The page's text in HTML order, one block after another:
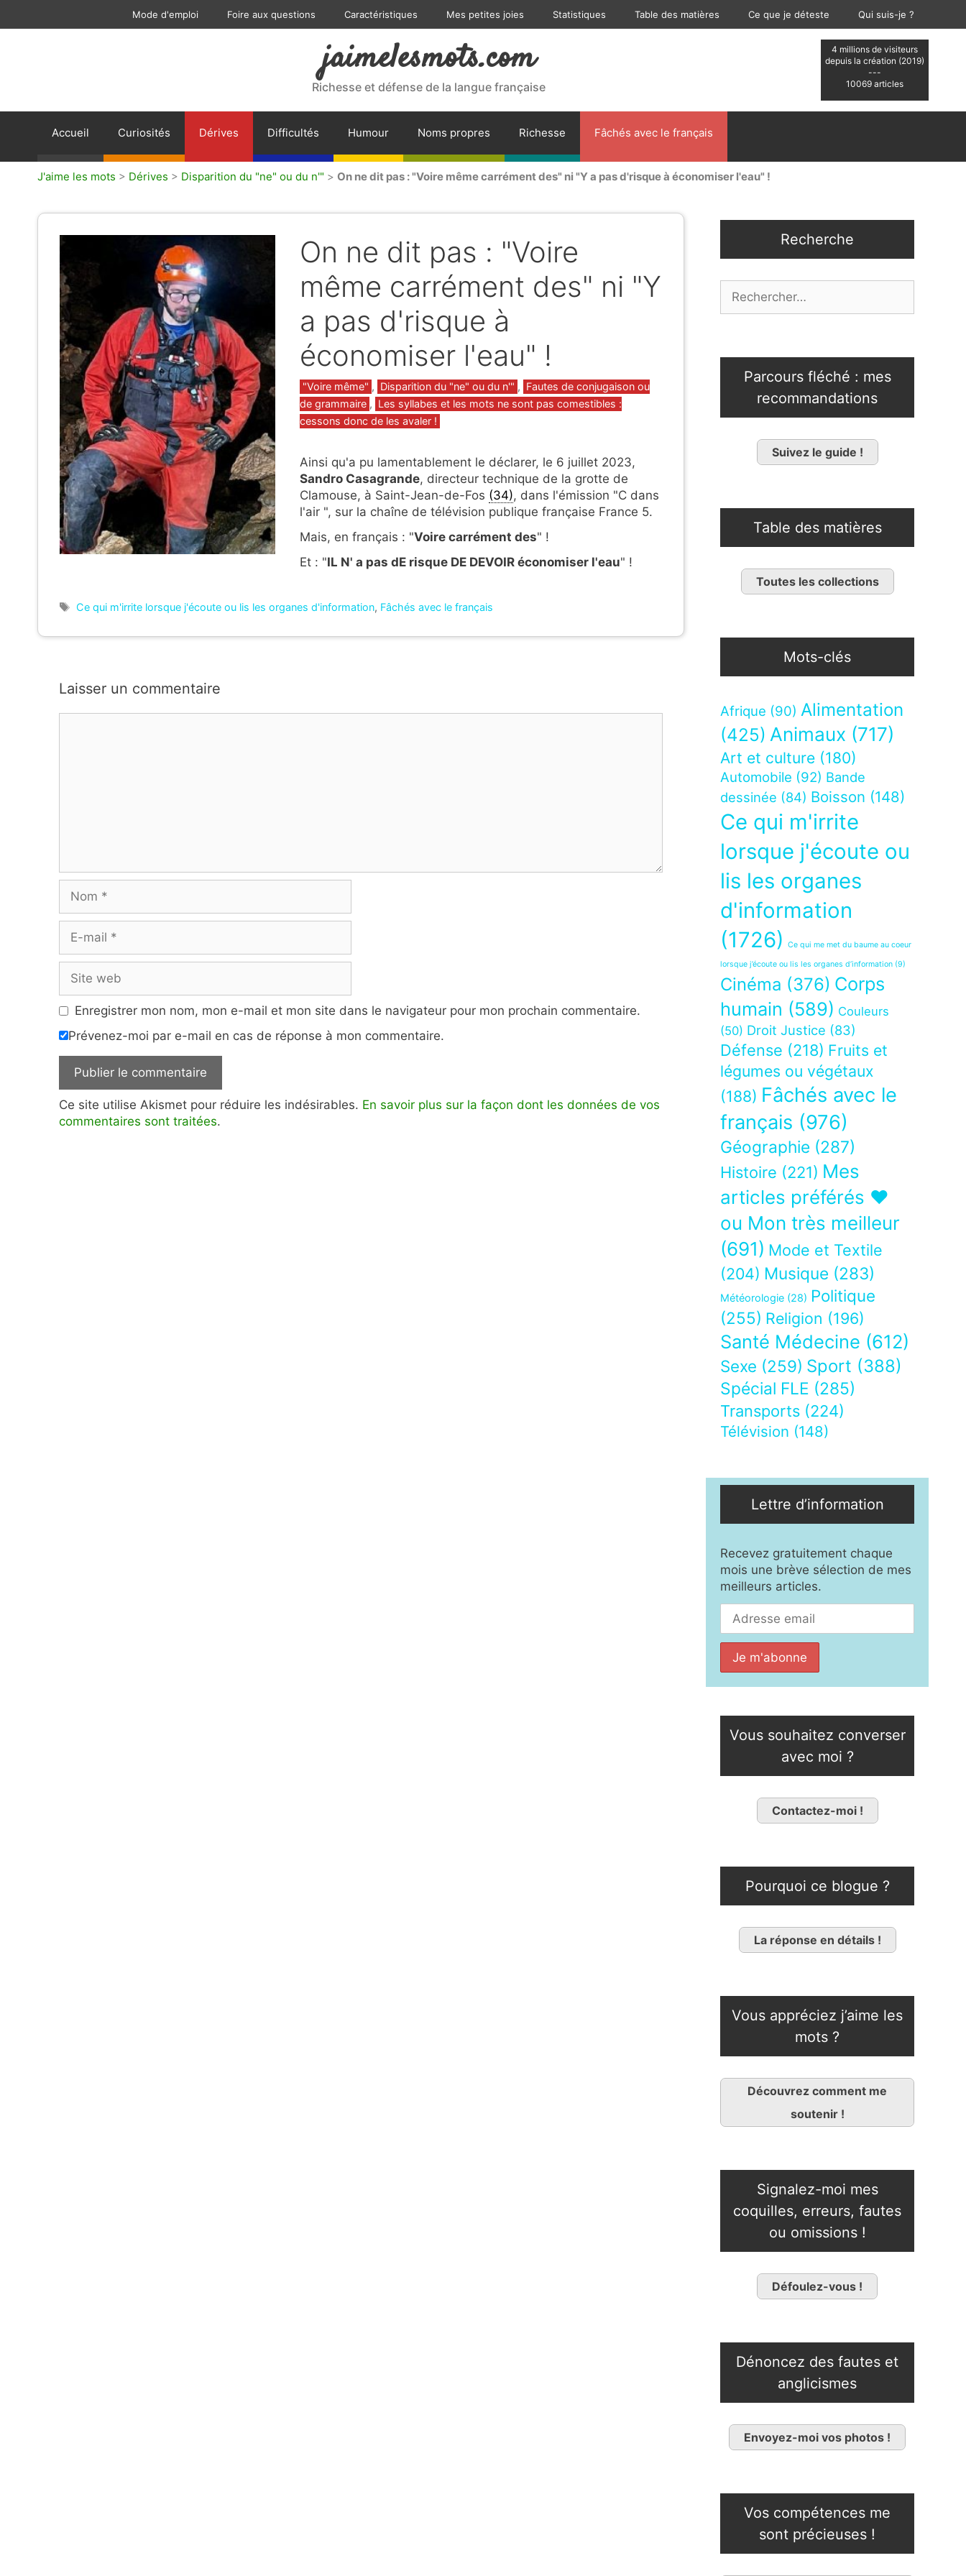
Mode d'emploi Foire aux questions Caractéristiques Mes petites joies Statistiques Table des matières Ce que je déteste Qui suis-je ?
4 millions de visiteurs
depuis la création (2019)
---
10069 articles
jaimelesmots.com
Richesse et défense de la langue française
Accueil Curiosités Dérives Difficultés Humour Noms propres Richesse Fâchés avec le français
J'aime les mots > Dérives > Disparition du "ne" ou du n'" > On ne dit pas : "Voire même carrément des" ni "Y a pas d'risque à économiser l'eau" !
On ne dit pas : "Voire
même carrément des" ni "Y
a pas d'risque à
économiser l'eau" !
Catégories
"Voire même" , Disparition du "ne" ou du n'" , Fautes de conjugaison ou
de grammaire , Les syllabes et les mots ne sont pas comestibles :
cessons donc de les avaler !
Ainsi qu'a pu lamentablement le déclarer, le 6 juillet 2023,
Sandro Casagrande, directeur technique de la grotte de
Clamouse, à Saint-Jean-de-Fos (34), dans l'émission "C dans
l'air ", sur la chaîne de télévision publique française France 5.
Mais, en français : "Voire carrément des" !
Et : "IL N' a pas dE risque DE DEVOIR économiser l'eau" !
Étiquettes
Ce qui m'irrite lorsque j'écoute ou lis les organes d'information, Fâchés avec le français
Laisser un commentaire
mail
web
Enregistrer mon nom, mon e-mail et mon site dans le navigateur pour mon prochain commentaire.
Prévenez-moi par e-mail en cas de réponse à mon commentaire.
Ce site utilise Akismet pour réduire les indésirables. En savoir plus sur la façon dont les données de vos
commentaires sont traitées.
Recherche
Parcours fléché : mes
recommandations
Suivez le guide !
Table des matières
Toutes les collections
Mots-clés
Afrique (90) Alimentation
(425) Animaux (717)
Art et culture (180)
Automobile (92) Bande
dessinée (84) Boisson (148)
Ce qui m'irrite
lorsque j'écoute ou
lis les organes
d'information
(1726)
Ce qui me met du baume au coeur
lorsque j’écoute ou lis les organes d’information (9)
Cinéma (376) Corps
humain (589) Couleurs
(50) Droit Justice (83)
Défense (218) Fruits et
légumes ou végétaux
(188) Fâchés avec le
français (976)
Géographie (287)
Histoire (221) Mes
articles préférés ❤
ou Mon très meilleur
(691) Mode et Textile
(204) Musique (283)
Météorologie (28) Politique
(255) Religion (196)
Santé Médecine (612)
Sexe (259) Sport (388)
Spécial FLE (285)
Transports (224)
Télévision (148)
Lettre d’information
Recevez gratuitement chaque
mois une brève sélection de mes
meilleurs articles.
Vous souhaitez converser
avec moi ?
Contactez-moi !
Pourquoi ce blogue ?
La réponse en détails !
Vous appréciez j’aime les
mots ?
Découvrez comment me
soutenir !
Signalez-moi mes
coquilles, erreurs, fautes
ou omissions !
Défoulez-vous !
Dénoncez des fautes et
anglicismes
Envoyez-moi vos photos !
Vos compétences me
sont précieuses !